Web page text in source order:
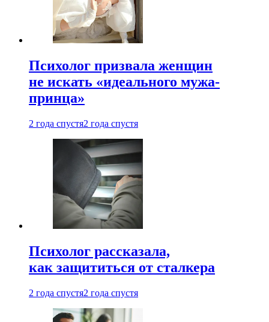
Психолог призвала женщин
не искать «идеального мужа-
принца»
2 года спустя2 года спустя
Психолог рассказала,
как защититься от сталкера
2 года спустя2 года спустя